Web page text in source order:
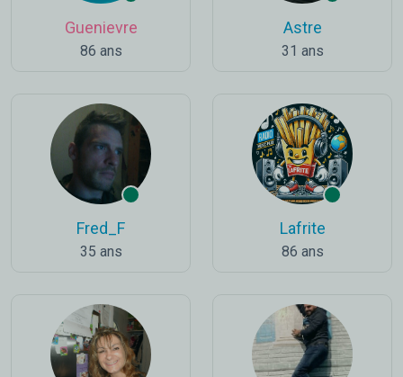
Guenievre
86 ans
Astre
31 ans
Fred_F
35 ans
Lafrite
86 ans